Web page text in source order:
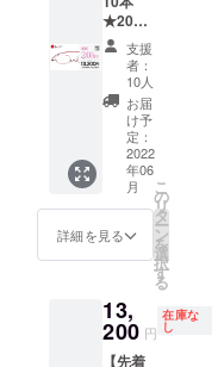
す。 そ
の他の
注事項
につい
ては
「リス
ク&チャ
レン
ジ」を
ご確認
くださ
い。
製造状
況によ
り出荷
時期が
遅れる
場合、
早急に
ご連絡
致しま
す。 ※
初期不
良以外
に関す
る返
金はお
受けい
たしか
ねま
サポー
ト] ★フ
レー
ム・レ
ンズ 1
年間保
証 ★度
数が合
わな
かった
場合、
から
１ヶ月
レンズ
度数交
換 初回
無償 [ご
【オー
ダーレ
ンズ】
処方箋
やレン
ズ情報
も別注
で承り
ます(詳
細はお
問合せ
い) [お
届け予
6月末に
お届け
予定 [保
いも追
加料金
なしで
対応可
能で
す。ご
希望の
方はご
希望リ
ターン
購入
メッ
セージ
し付け
くださ
い。
【選べ
る度
数】
A:+1.00
G:4.00
の標準
レンズ
度数か
らお選
びくだ
さい。
【左右
A〜Gの
度数な
ら左右
パーグ
ラス・
ライト
本体（1
本） ・
専用
ケース
（1個）
・メガ
ネ拭き
[レンズ
度数に
には対
応して
いませ
★20％
OFF】
ペー
パーグ
ラス・
ライト
スクエ
（レッ
ド） 通
常価格
¥16,500
を 割引
価格
¥13,200
（税
込）に
てご提
支援
者：
10人
お届
け予
定：
2022
年06
月
詳細を見る
こ
の
リ
タ
ー
ン
を
選
択
す
る
13,
200 円
在庫な
し
【先着